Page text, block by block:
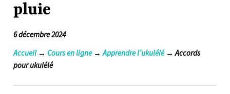
pluie
6 décembre 2024
Accueil→Cours en ligne→Apprendre l’ukulélé→ Accords
pour ukulélé